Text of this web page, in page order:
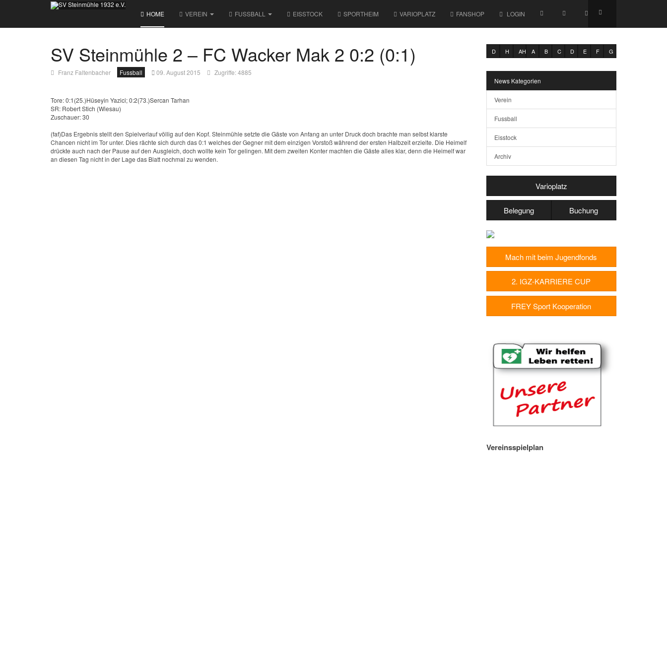
HOME VEREIN FUSSBALL EISSTOCK SPORTHEIM VARIOPLATZ FANSHOP LOGIN
SV Steinmühle 2 – FC Wacker Mak 2 0:2 (0:1)
Franz Faltenbacher Fussball 09. August 2015 Zugriffe: 4885
Tore: 0:1(25.)Hüseyin Yazici; 0:2(73.)Sercan Tarhan
SR: Robert Stich (Wiesau)
Zuschauer: 30
(faf)Das Ergebnis stellt den Spielverlauf völlig auf den Kopf. Steinmühle setzte die Gäste von Anfang an unter Druck doch brachte man selbst klarste
Chancen nicht im Tor unter. Dies rächte sich durch das 0:1 welches der Gegner mit dem einzigen Vorstoß während der ersten Halbzeit erzielte. Die Heimelf
drückte auch nach der Pause auf den Ausgleich, doch wollte kein Tor gelingen. Mit dem zweiten Konter machten die Gäste alles klar, denn die Heimelf war
an diesen Tag nicht in der Lage das Blatt nochmal zu wenden.
D H AH A B C D E F G
News Kategorien
Verein
Fussball
Eisstock
Archiv
Varioplatz
Belegung Buchung
Mach mit beim Jugendfonds
2. IGZ-KARRIERE CUP
FREY Sport Kooperation
Vereinsspielplan